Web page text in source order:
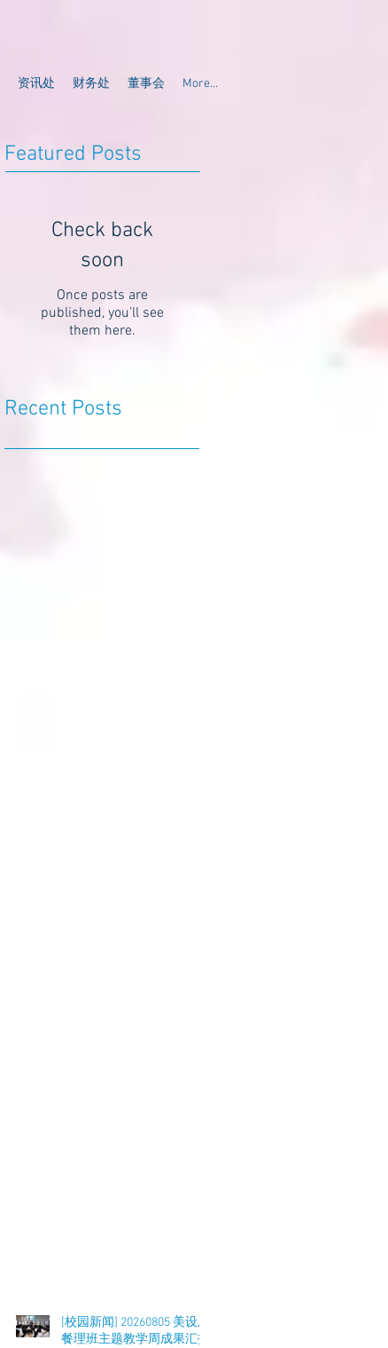
资讯处 财务处 董事会 More...
Featured Posts
Check back
soon
Once posts are
published, you’ll see
them here.
Recent Posts
[校园新闻] 20260805 美设及
餐理班主题教学周成果汇报